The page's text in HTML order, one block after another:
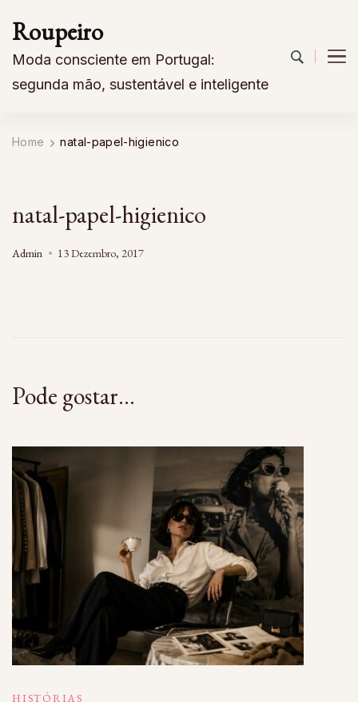
Roupeiro
Moda consciente em Portugal:
segunda mão, sustentável e inteligente
Home natal-papel-higienico
natal-papel-higienico
Admin 13 Dezembro, 2017
Pode gostar...
HISTÓRIAS